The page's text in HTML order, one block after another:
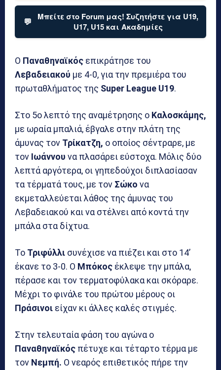
💬
Μπείτε στο Forum μας! Συζητήστε για U19,
U17, U15 και Ακαδημίες
Ο Παναθηναϊκός επικράτησε του
Λεβαδειακού με 4-0, για την πρεμιέρα του
πρωταθλήματος της Super League U19.
Στο 5ο λεπτό της αναμέτρησης ο Καλοσκάμης,
με ωραία μπαλιά, έβγαλε στην πλάτη της
άμυνας τον Τρίκατζη, ο οποίος σέντραρε, με
τον Ιωάννου να πλασάρει εύστοχα. Μόλις δύο
λεπτά αργότερα, οι γηπεδούχοι διπλασίασαν
τα τέρματά τους, με τον Σώκο να
εκμεταλλεύεται λάθος της άμυνας του
Λεβαδειακού και να στέλνει από κοντά την
μπάλα στα δίχτυα.
Το Τριφύλλι συνέχισε να πιέζει και στο 14’
έκανε το 3-0. Ο Μπόκος έκλεψε την μπάλα,
πέρασε και τον τερματοφύλακα και σκόραρε.
Μέχρι το φινάλε του πρώτου μέρους οι
Πράσινοι είχαν κι άλλες καλές στιγμές.
Στην τελευταία φάση του αγώνα ο
Παναθηναϊκός πέτυχε και τέταρτο τέρμα με
τον Νεμπή. Ο νεαρός επιθετικός πήρε την